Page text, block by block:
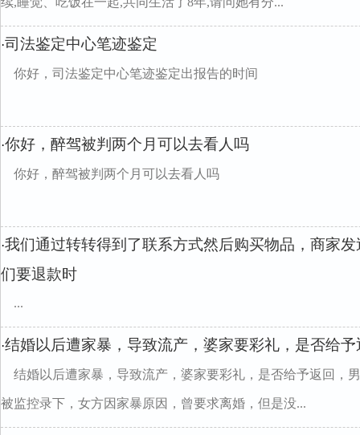
·司法鉴定中心笔迹鉴定
你好，司法鉴定中心笔迹鉴定出报告的时间
·你好，醉驾被判两个月可以去看人吗
你好，醉驾被判两个月可以去看人吗
·我们通过转转得到了联系方式然后购买物品，商家
们要退款时
...
·结婚以后遭家暴，导致流产，婆家要彩礼，是否给
结婚以后遭家暴，导致流产，婆家要彩礼，是否给予返回，
被监控录下，女方因家暴原因，曾要求离婚，但是没...